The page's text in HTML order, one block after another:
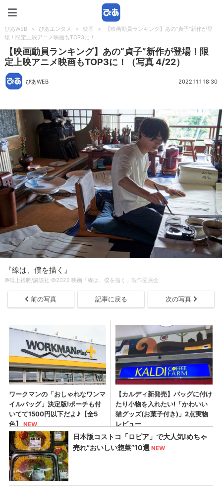
ぴあWEB > ぴあエンタメ > 映画 >
【映画動員ランキング】あの“貞子”新作が登
場！限定上映アニメ映画もTOP3に！
【映画動員ランキング】あの“貞子”新作が登場！限
定上映アニメ映画もTOP3に！（写真 4/22）
ぴあWEB 2022.11.1 18:30
『線は、僕を描く』
©砥上裕將/講談社 ©2022 映画「線は、僕を描く」製作委員会
前の写真 記事に戻る 次の写真